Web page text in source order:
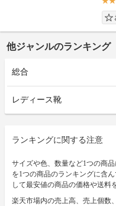
他ジャンルのランキング
総合
レディース靴
ランキングに関する注意
サイズや色、数量など1つの商
を1つの商品のランキングに含
して最安値の商品の価格や送料
楽天市場内の売上高、売上個数